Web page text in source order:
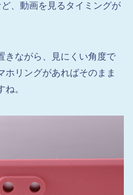
、動画を見るタイミングが
きながら、見にくい角度で
ホリングがあればそのまま
。